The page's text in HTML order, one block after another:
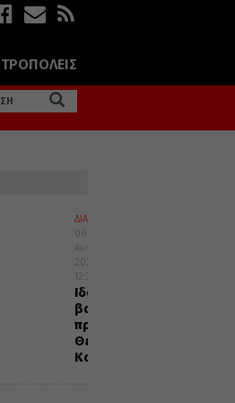
ΔΙΑΛΟΓΟΣ
06
Αυγούστου
2026
12:32
Ιδού
βαδίζω
προς
Θεία
Κοινωνία